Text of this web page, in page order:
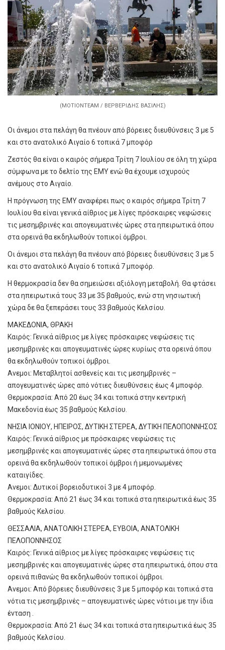
(ΜΟΤΙΟΝΤΕΑΜ / ΒΕΡΒΕΡΙΔΗΣ ΒΑΣΙΛΗΣ)
Οι άνεμοι στα πελάγη θα πνέουν από βόρειες διευθύνσεις 3 με 5
και στο ανατολικό Αιγαίο 6 τοπικά 7 μποφόρ
Ζεστός θα είναι ο καιρός σήμερα Τρίτη 7 Ιουλίου σε όλη τη χώρα
σύμφωνα με το δελτίο της ΕΜΥ ενώ θα έχουμε ισχυρούς
ανέμους στο Αιγαίο.
Η πρόγνωση της ΕΜΥ αναφέρει πως ο καιρός σήμερα Τρίτη 7
Ιουλίου θα είναι γενικά αίθριος με λίγες πρόσκαιρες νεφώσεις
τις μεσημβρινές και απογευματινές ώρες στα ηπειρωτικά όπου
στα ορεινά θα εκδηλωθούν τοπικοί όμβροι.
Οι άνεμοι στα πελάγη θα πνέουν από βόρειες διευθύνσεις 3 με 5
και στο ανατολικό Αιγαίο 6 τοπικά 7 μποφόρ.
Η θερμοκρασία δεν θα σημειώσει αξιόλογη μεταβολή. Θα φτάσει
στα ηπειρωτικά τους 33 με 35 βαθμούς, ενώ στη νησιωτική
χώρα δε θα ξεπεράσει τους 33 βαθμούς Κελσίου.
ΜΑΚΕΔΟΝΙΑ, ΘΡΑΚΗ
Καιρός: Γενικά αίθριος με λίγες πρόσκαιρες νεφώσεις τις
μεσημβρινές και απογευματινές ώρες κυρίως στα ορεινά όπου
θα εκδηλωθούν τοπικοί όμβροι.
Ανεμοι: Μεταβλητοί ασθενείς και τις μεσημβρινές –
απογευματινές ώρες από νότιες διευθύνσεις έως 4 μποφόρ.
Θερμοκρασία: Από 20 έως 34 και τοπικά στην κεντρική
Μακεδονία έως 35 βαθμούς Κελσίου.
ΝΗΣΙΑ ΙΟΝΙΟΥ, ΗΠΕΙΡΟΣ, ΔΥΤΙΚΗ ΣΤΕΡΕΑ, ΔΥΤΙΚΗ ΠΕΛΟΠΟΝΝΗΣΟΣ
Καιρός: Γενικά αίθριος με πρόσκαιρες νεφώσεις τις
μεσημβρινές και απογευματινές ώρες στα ηπειρωτικά όπου στα
ορεινά θα εκδηλωθούν τοπικοί όμβροι ή μεμονωμένες
καταιγίδες.
Ανεμοι: Δυτικοί βορειοδυτικοί 3 με 4 μποφόρ.
Θερμοκρασία: Από 21 έως 34 και τοπικά στα ηπειρωτικά έως 35
βαθμούς Κελσίου.
ΘΕΣΣΑΛΙΑ, ΑΝΑΤΟΛΙΚΗ ΣΤΕΡΕΑ, ΕΥΒΟΙΑ, ΑΝΑΤΟΛΙΚΗ
ΠΕΛΟΠΟΝΝΗΣΟΣ
Καιρός: Γενικά αίθριος με λίγες πρόσκαιρες νεφώσεις τις
μεσημβρινές και απογευματινές ώρες στα ηπειρωτικά, όπου στα
ορεινά πιθανώς θα εκδηλωθούν τοπικοί όμβροι.
Ανεμοι: Από βόρειες διευθύνσεις 3 με 5 μποφόρ και τοπικά στα
νότια τις μεσημβρινές – απογευματινές ώρες νότιοι με την ίδια
ένταση .
Θερμοκρασία: Από 21 έως 34 και τοπικά στα ηπειρωτικά έως 35
βαθμούς Κελσίου.